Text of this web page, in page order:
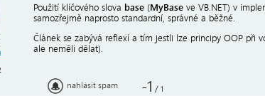
Použití klíčového slova base (MyBase ve VB.NET) v
samozřejmě naprosto standardní, správné a běžné.
Článek se zabývá reflexí a tím jestli lze principy OOP při
ale neměli dělat).
nahlásit spam -1 / 1